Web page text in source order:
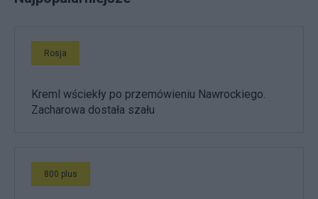
Rosja
Kreml wściekły po przemówieniu Nawrockiego.
Zacharowa dostała szału
800 plus